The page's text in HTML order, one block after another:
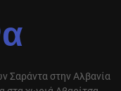
Σαράντα στην Αλβανία